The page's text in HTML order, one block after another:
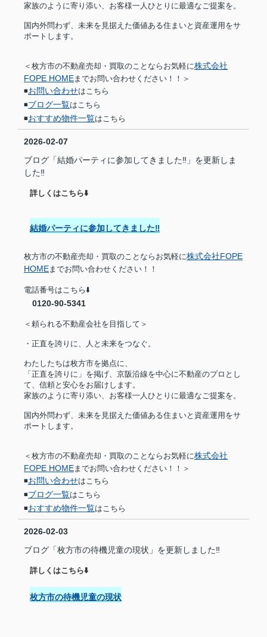
家族のように寄り添い、お客様一人ひとりに最適なご提案を。
国内外問わず、未来を見据えた価値ある住まいと資産運用をサ
ポートします。
＜枚方市の不動産売却・買取のことならお気軽に株式会社
FOPE HOME までお問い合わせください！！＞
◾️お問い合わせはこちら
◾️ブログ一覧はこちら
◾️おすすめ物件一覧はこちら
2026-02-07
ブログ「結婚パーティに参加してきました‼︎」を更新しま
した‼︎
詳しくはこちら⬇️
結婚パーティに参加してきました‼︎
枚方市の不動産売却・買取のことならお気軽に株式会社FOPE
HOME までお問い合わせください！！
電話番号はこちら⬇️
0120-90-5341
＜頼られる不動産会社を目指して＞
・正直を誇りに、人と未来をつなぐ。
わたしたちは枚方市を拠点に、
「正直を誇りに」を掲げ、京阪沿線を中心に不動産のプロとし
て、信頼と安心をお届けします。
家族のように寄り添い、お客様一人ひとりに最適なご提案を。
国内外問わず、未来を見据えた価値ある住まいと資産運用をサ
ポートします。
＜枚方市の不動産売却・買取のことならお気軽に株式会社
FOPE HOME までお問い合わせください！！＞
◾️お問い合わせはこちら
◾️ブログ一覧はこちら
◾️おすすめ物件一覧はこちら
2026-02-03
ブログ「枚方市の待機児童の現状」を更新しました‼︎
詳しくはこちら⬇️
枚方市の待機児童の現状